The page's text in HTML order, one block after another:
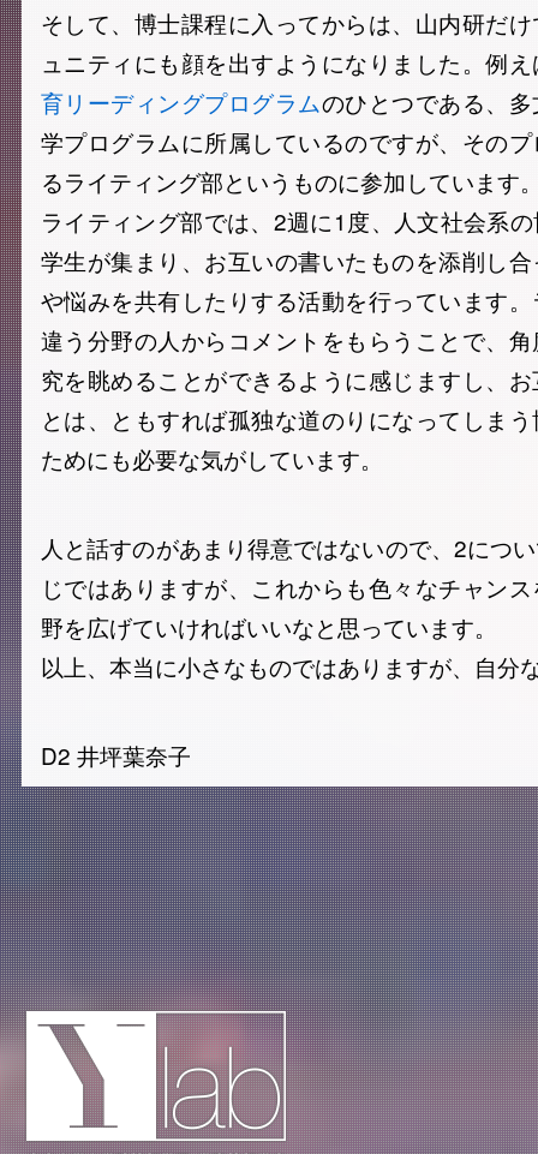
そして、博士課程に入ってからは、山内研だ
ュニティにも顔を出すようになりました。例
育リーディングプログラムのひとつである、
学プログラムに所属しているのですが、その
るライティング部というものに参加しています
ライティング部では、2週に1度、人文社会系
学生が集まり、お互いの書いたものを添削し
や悩みを共有したりする活動を行っています
違う分野の人からコメントをもらうことで、
究を眺めることができるように感じますし、
とは、ともすれば孤独な道のりになってしま
ためにも必要な気がしています。
人と話すのがあまり得意ではないので、2につ
じではありますが、これからも色々なチャン
野を広げていければいいなと思っています。
以上、本当に小さなものではありますが、自分
D2 井坪葉奈子